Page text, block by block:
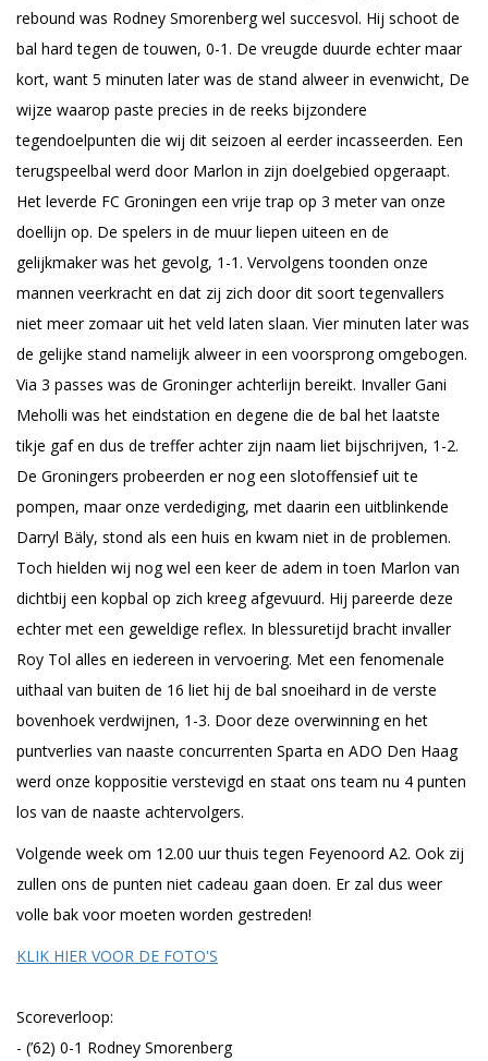
rebound was Rodney Smorenberg wel succesvol. Hij schoot de
bal hard tegen de touwen, 0-1. De vreugde duurde echter maar
kort, want 5 minuten later was de stand alweer in evenwicht, De
wijze waarop paste precies in de reeks bijzondere
tegendoelpunten die wij dit seizoen al eerder incasseerden. Een
terugspeelbal werd door Marlon in zijn doelgebied opgeraapt.
Het leverde FC Groningen een vrije trap op 3 meter van onze
doellijn op. De spelers in de muur liepen uiteen en de
gelijkmaker was het gevolg, 1-1. Vervolgens toonden onze
mannen veerkracht en dat zij zich door dit soort tegenvallers
niet meer zomaar uit het veld laten slaan. Vier minuten later was
de gelijke stand namelijk alweer in een voorsprong omgebogen.
Via 3 passes was de Groninger achterlijn bereikt. Invaller Gani
Meholli was het eindstation en degene die de bal het laatste
tikje gaf en dus de treffer achter zijn naam liet bijschrijven, 1-2.
De Groningers probeerden er nog een slotoffensief uit te
pompen, maar onze verdediging, met daarin een uitblinkende
Darryl Bäly, stond als een huis en kwam niet in de problemen.
Toch hielden wij nog wel een keer de adem in toen Marlon van
dichtbij een kopbal op zich kreeg afgevuurd. Hij pareerde deze
echter met een geweldige reflex. In blessuretijd bracht invaller
Roy Tol alles en iedereen in vervoering. Met een fenomenale
uithaal van buiten de 16 liet hij de bal snoeihard in de verste
bovenhoek verdwijnen, 1-3. Door deze overwinning en het
puntverlies van naaste concurrenten Sparta en ADO Den Haag
werd onze koppositie verstevigd en staat ons team nu 4 punten
los van de naaste achtervolgers.
Volgende week om 12.00 uur thuis tegen Feyenoord A2. Ook zij
zullen ons de punten niet cadeau gaan doen. Er zal dus weer
volle bak voor moeten worden gestreden!
KLIK HIER VOOR DE FOTO'S
Scoreverloop:
- (’62) 0-1 Rodney Smorenberg